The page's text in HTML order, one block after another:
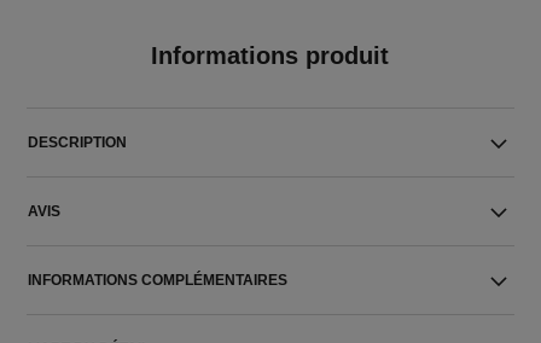
Informations produit
DESCRIPTION
AVIS
INFORMATIONS COMPLÉMENTAIRES